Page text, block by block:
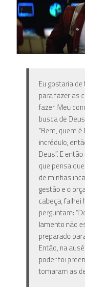
Eu gostaria
para fazer as
fazer. Meu
busca de
“Bem, quem
incrédulo,
Deus”. E
que pensa
de minhas
gestão e o
cabeça, falhei
perguntam:
lamento não
preparado
Então, na
poder foi
tomaram as